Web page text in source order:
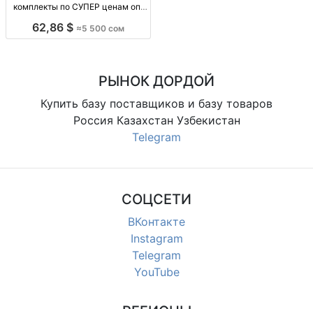
комплекты по СУПЕР ценам опт
62,86 $ ≈5 500 сом
РЫНОК ДОРДОЙ
Купить базу поставщиков и базу товаров
Россия Казахстан Узбекистан
Telegram
СОЦСЕТИ
ВКонтакте
Instagram
Telegram
YouTube